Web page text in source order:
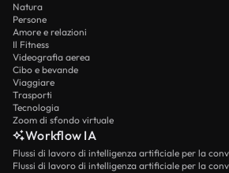
Natura
Persone
Amore e relazioni
Il Fitness
Videografia aerea
Cibo e bevande
Viaggiare
Trasporti
Tecnologia
Zoom di sfondo virtuale
Workflow IA
Flussi di lavoro di intelligenza artificiale per la